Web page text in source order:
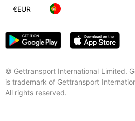
© Gettransport International Limited.
is trademark of Gettransport
All rights reserved.
€EUR